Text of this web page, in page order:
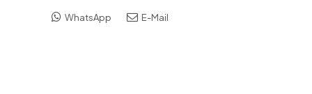
WhatsApp E-Mail